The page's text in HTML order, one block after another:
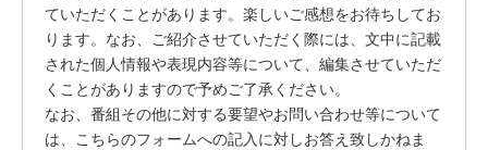
ていただくことがあります。楽しいご感想をお待ちしてお
ります。なお、ご紹介させていただく際には、文中に記載
された個人情報や表現内容等について、編集させていただ
くことがありますので予めご了承ください。
なお、番組その他に対する要望やお問い合わせ等について
は、こちらのフォームへの記入に対しお答え致しかねま